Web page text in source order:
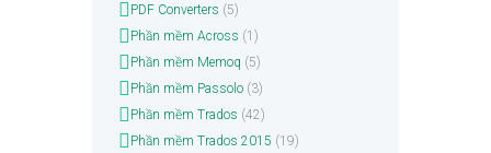
PDF Converters (5)
Phần mềm Across (1)
Phần mềm Memoq (5)
Phần mềm Passolo(3)
Phần mềm Trados (42)
Phần mềm Trados 2015 (19)